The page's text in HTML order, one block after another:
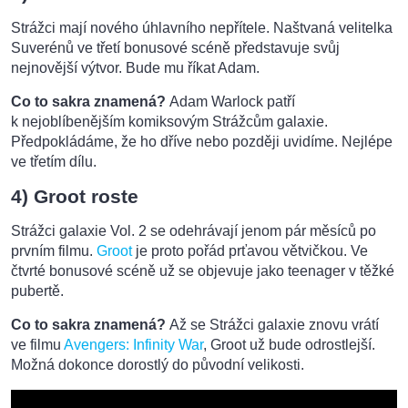
Strážci mají nového úhlavního nepřítele. Naštvaná velitelka
Suverénů ve třetí bonusové scéně představuje svůj
nejnovější výtvor. Bude mu říkat Adam.
Co to sakra znamená? Adam Warlock patří
k nejoblíbenějším komiksovým Strážcům galaxie.
Předpokládáme, že ho dříve nebo později uvidíme. Nejlépe
ve třetím dílu.
4) Groot roste
Strážci galaxie Vol. 2 se odehrávají jenom pár měsíců po
prvním filmu. Grootje proto pořád prťavou větvičkou. Ve
čtvrté bonusové scéně už se objevuje jako teenager v těžké
pubertě.
Co to sakra znamená? Až se Strážci galaxie znovu vrátí
ve filmu Avengers: Infinity War, Groot už bude odrostlejší.
Možná dokonce dorostlý do původní velikosti.